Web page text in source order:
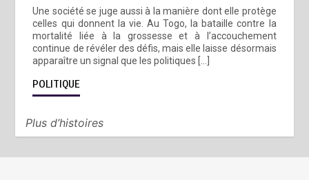
Une société se juge aussi à la manière dont elle protège
celles qui donnent la vie. Au Togo, la bataille contre la
mortalité liée à la grossesse et à l’accouchement
continue de révéler des défis, mais elle laisse désormais
apparaître un signal que les politiques […]
POLITIQUE
Plus d’histoires